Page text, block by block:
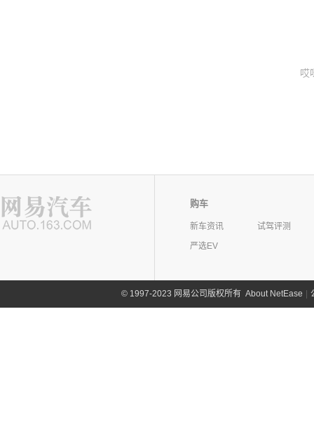
哎
购车
新车资讯
试驾评测
严选EV
©1997-2023 网易公司版权所有 About NetEase